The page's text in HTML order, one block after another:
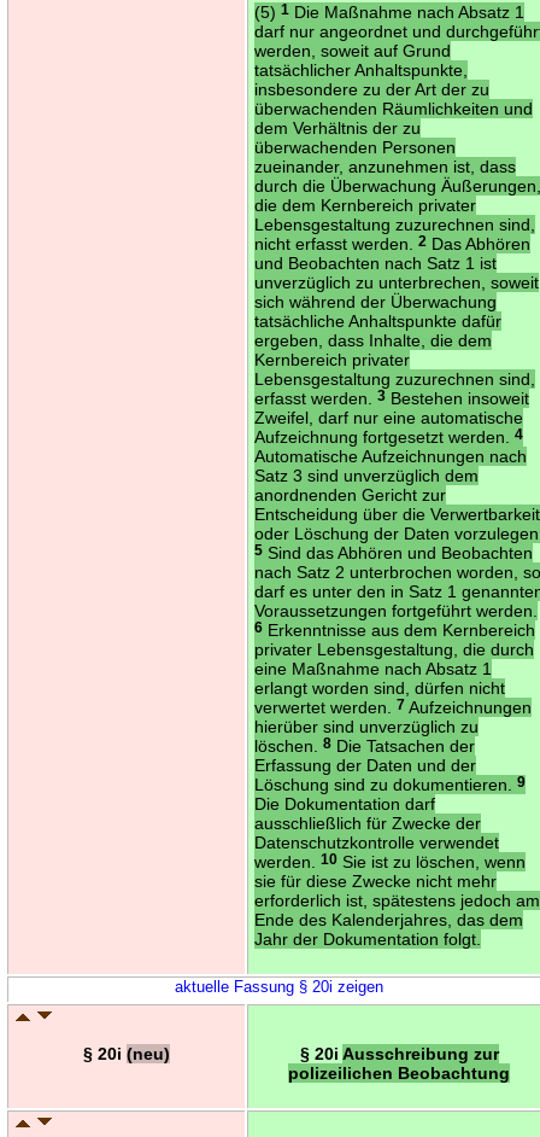
(5)1 Die Maßnahme nach Absatz 1
darf nur angeordnet und
werden, soweit auf Grund
tatsächlicher Anhaltspunkte,
insbesondere zu der Art der zu
überwachenden Räumlichkeiten und
dem Verhältnis der zu
überwachenden Personen
zueinander, anzunehmen ist, dass
durch die Überwachung
die dem Kernbereich privater
Lebensgestaltung zuzurechnen sind,
nicht erfasst werden.2 Das Abhören
und Beobachten nach Satz 1 ist
unverzüglich zu unterbrechen, soweit
sich während der Überwachung
tatsächliche Anhaltspunkte dafür
ergeben, dass Inhalte, die dem
Kernbereich privater
Lebensgestaltung zuzurechnen sind,
erfasst werden.3 Bestehen insoweit
Zweifel, darf nur eine automatische
Aufzeichnung fortgesetzt werden.4
Automatische Aufzeichnungen nach
Satz 3 sind unverzüglich dem
anordnenden Gericht zur
Entscheidung über die Verwertbarkeit
oder Löschung der Daten
5 Sind das Abhören und Beobachten
nach Satz 2 unterbrochen worden,
darf es unter den in Satz 1
Voraussetzungen fortgeführt werden.
6 Erkenntnisse aus dem Kernbereich
privater Lebensgestaltung, die durch
eine Maßnahme nach Absatz 1
erlangt worden sind, dürfen nicht
verwertet werden.7 Aufzeichnungen
hierüber sind unverzüglich zu
löschen.8 Die Tatsachen der
Erfassung der Daten und der
Löschung sind zu dokumentieren.9
Die Dokumentation darf
ausschließlich für Zwecke der
Datenschutzkontrolle verwendet
werden.10 Sie ist zu löschen, wenn
sie für diese Zwecke nicht mehr
erforderlich ist, spätestens jedoch am
Ende des Kalenderjahres, das dem
Jahr der Dokumentation folgt.
aktuelle Fassung § 20i zeigen
§ 20i(neu) § 20i Ausschreibung zur
polizeilichen Beobachtung